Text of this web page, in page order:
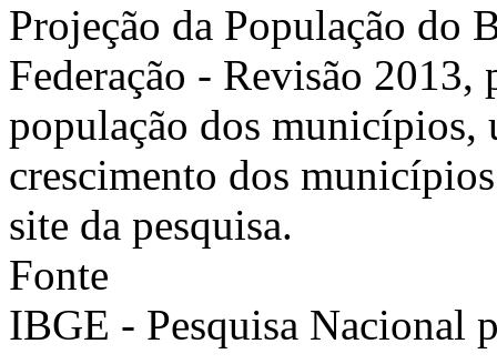
Projeção da População do
Federação - Revisão 2013,
população dos municípios,
crescimento dos
site da pesquisa.
Fonte
IBGE - Pesquisa Nacional